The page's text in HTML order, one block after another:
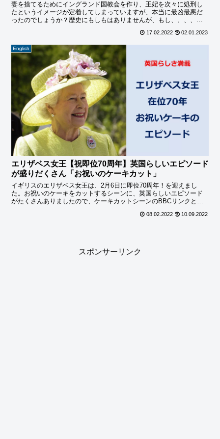
妻を捨てるためにイングランド国教会を作り、王妃を次々に処刑し
たというイメージが定着してしまっていますが、本当に最凶最悪だ
ったのでしょうか？歴史にもしもはありませんが、もし、、、、だ
17.02.2022 02.01.2023
English
エリザベス女王【祝即位70周年】英国らしいエピソード
が盛りだくさん「お祝いのケーキカット」
イギリスのエリザベス女王は、2月6日に即位70周年！を迎えまし
た。お祝いのケーキをカットするシーンに、英国らしいエピソード
がたくさんありましたので、ケーキカットシーンのBBCリンクと合
08.02.2022 10.09.2022
スポンサーリンク